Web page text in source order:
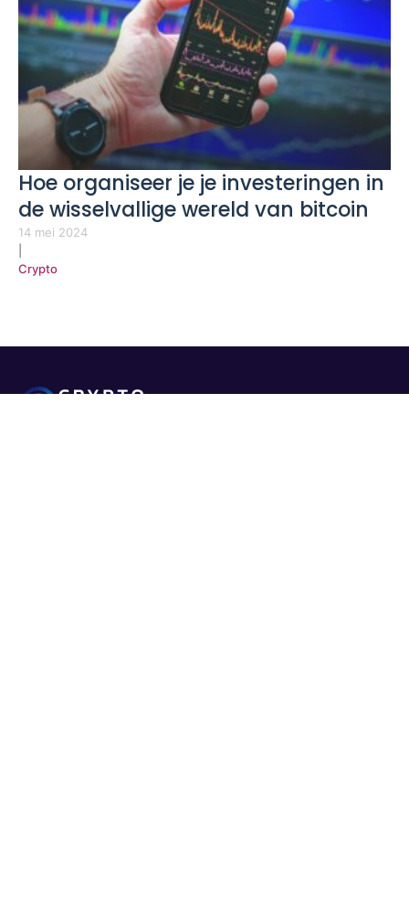
Hoe organiseer je je investeringen in
de wisselvallige wereld van bitcoin
14 mei 2024
Crypto